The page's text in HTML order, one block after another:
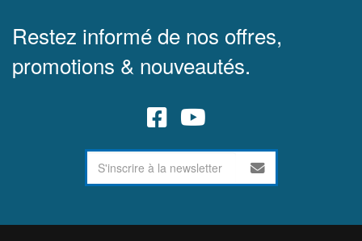
Restez informé de nos offres,
promotions & nouveautés.